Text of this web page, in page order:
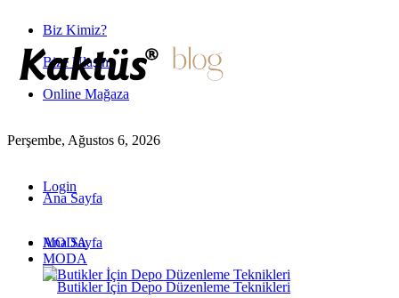
Biz Kimiz?
Bize Ulaşın
Online Mağaza
Perşembe, Ağustos 6, 2026
Login
Ana Sayfa
MODA
Ana Sayfa
MODA